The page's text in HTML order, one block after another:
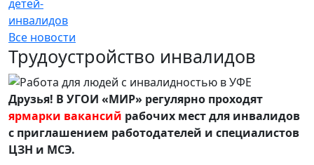
детей-
инвалидов
Все новости
Трудоустройство инвалидов
Друзья! В УГОИ «МИР» регулярно проходят
ярмарки вакансий рабочих мест для инвалидов
с приглашением работодателей и специалистов
ЦЗН и МСЭ.